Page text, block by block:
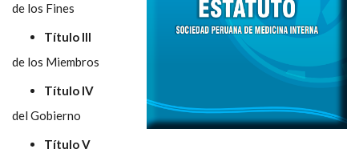
de los Fines
Título III
de los Miembros
Título IV
del Gobierno
Título V